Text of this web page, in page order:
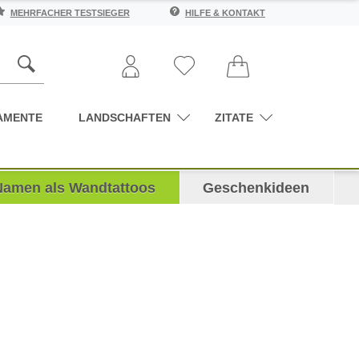
MEHRFACHER TESTSIEGER HILFE & KONTAKT
LANDSCHAFTEN ZITATE
als Wandtattoos Geschenkideen